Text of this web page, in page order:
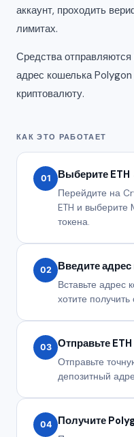
аккаунт, проходить
лимитах.
Средства
адрес кошелька
криптовалюту.
КАК ЭТО РАБОТАЕТ
01 Выберите ETH
Перейдите на
ETH и выберите
токена.
02 Введите
Вставьте адрес
хотите получить
03 Отправьте ETH
Отправьте
депозитный
04 Получите